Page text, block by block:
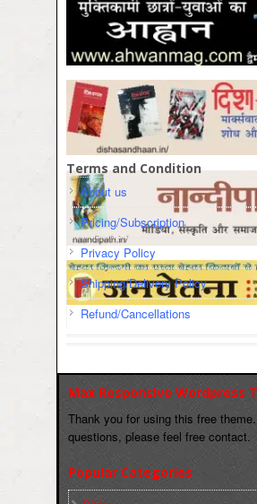
Terms and Condition
About us
Pricing/Subscription
Privacy Policy
Shipping/Delivery Policy
Refund/Cancellations
Max Responsive Wordpress
Thank you for using this free
questions, please feel free contact.
Popular Categories